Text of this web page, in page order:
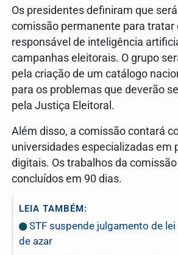
Os presidentes definiram que
comissão permanente para tratar
responsável de inteligência
campanhas eleitorais. O grupo
pela criação de um catálogo
para os problemas que deverão
pela Justiça Eleitoral.
Além disso, a comissão contará
universidades especializadas em
digitais. Os trabalhos da
concluídos em 90 dias.
LEIA TAMBÉM:
STF suspende julgamento de
de azar